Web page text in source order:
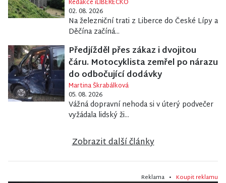
Redakce iLIBERECKO
02. 08. 2026
Na železniční trati z Liberce do České Lípy a
Děčína začíná...
Předjížděl přes zákaz i dvojitou
čáru. Motocyklista zemřel po nárazu
do odbočující dodávky
Martina Škrabálková
05. 08. 2026
Vážná dopravní nehoda si v úterý podvečer
vyžádala lidský ži...
Zobrazit další články
Reklama • Koupit reklamu